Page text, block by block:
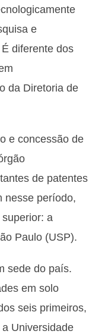
e
diferente dos
da Diretoria de
e concessão de
de patentes
nesse período,
a
Paulo (USP).
sede do país.
em solo
seis primeiros,
Universidade